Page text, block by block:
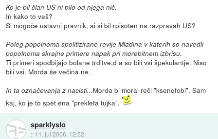
Ko je bil član US ni bilo od njega nič.
In kako to veš?
Si mogoče ustavni pravnik, ai si bil rpisoten na razpravah US?
Poleg popolnoma spolitizirane revije Mladina v katerih so navedli
popolnoma skrajne primere napak pri morebitnem izbrisu.
Ti primeri spodbijajo bolane trditve,d a so bili vsi špekulantje. Niso
bili vsi. Morda še večina ne.
In ta označevanja z nacisti...Morda bi moral reči "ksenofobi". Sam
kaj, ko je to spet ena "prekleta tujka".
sparklyslo
:: 11. jul 2006, 12:52